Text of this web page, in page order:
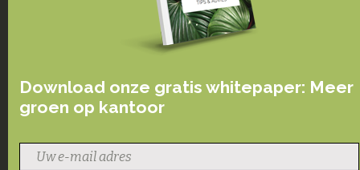
Download onze gratis whitepaper: Meer
groen op kantoor